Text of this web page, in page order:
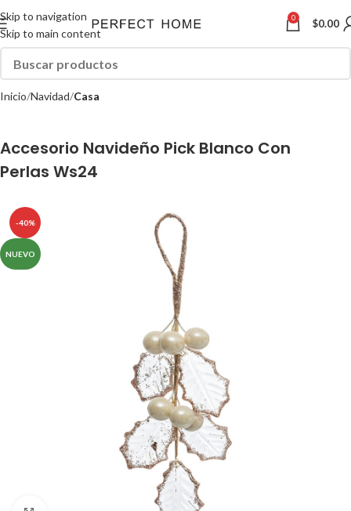
Skip to navigation
Skip to main content
0 $0.00
Inicio Navidad Casa
Accesorio Navideño Pick Blanco Con
Perlas Ws24
-40%
NUEVO